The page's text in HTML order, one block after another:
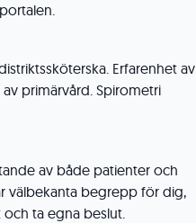
Erfarenhet av
primärvård. Spirometri
av både patienter och
välbekanta begrepp för dig,
ta egna beslut.